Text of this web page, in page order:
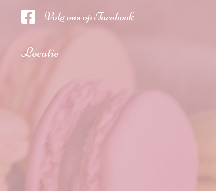
 Volg ons op Facebook
Locatie